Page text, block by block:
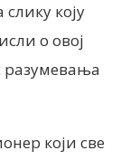
коју
о овој
разумевања
који све